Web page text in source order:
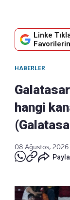
Linke
HABERLER
hangi
08 Ağustos, 2026